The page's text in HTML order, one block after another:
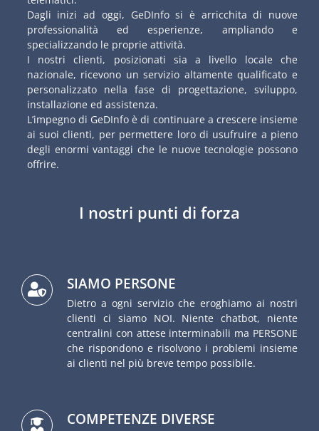
Dagli inizi ad oggi, GeDInfo si è arricchita di nuove
professionalità ed esperienze, ampliando e
specializzando le proprie attività.
I nostri clienti, posizionati sia a livello locale che
nazionale, ricevono un servizio altamente qualificato e
personalizzato nella fase di progettazione, sviluppo,
installazione ed assistenza.
L’impegno di GeDInfo è di continuare a crescere insieme
ai suoi clienti, per permettere loro di usufruire a pieno
degli enormi vantaggi che le nuove tecnologie possono
offrire.
I nostri punti di forza
SIAMO PERSONE
Dietro a ogni servizio che eroghiamo ai nostri
clienti ci siamo NOI. Niente chatbot, niente
centralini con attese interminabili ma PERSONE
che rispondono e risolvono i problemi insieme
ai clienti nel più breve tempo possibile.
COMPETENZE DIVERSE